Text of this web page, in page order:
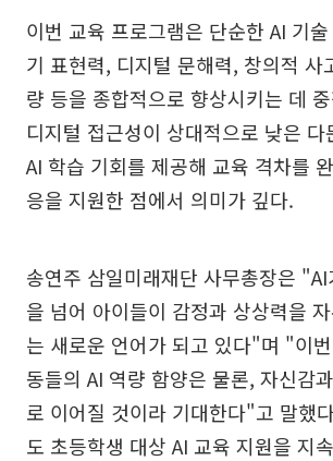
이번 교육 프로그램은 단순한 AI 기
기 표현력, 디지털 문해력, 창의적 사
량 등을 종합적으로 향상시키는 데
디지털 접근성이 상대적으로 낮은 다
AI 학습 기회를 제공해 교육 격차를
응을 지원한 점에서 의미가 깊다.
송연주 삼일미래재단 사무총장은
을 넘어 아이들이 감정과 상상력을
는 새로운 언어가 되고 있다"며 "이
동들의 AI 역량 함양은 물론, 자신감
로 이어질 것이라 기대한다"고 말했
도 초등학생 대상 AI 교육 지원을 지